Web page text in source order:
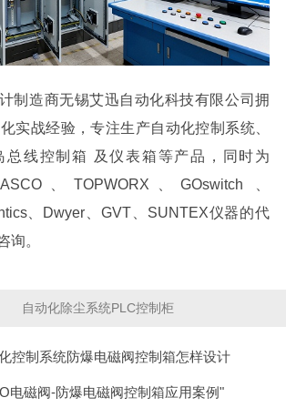
制造商无锡艾迅自动化科技有限公司拥
实战经验，专注生产自动化控制系统、
总线控制箱 及仪表箱等产品，同时为
、TOPWORX、GOswitch 、
、Dwyer、GVT、SUNTEX仪器的代
询。
自动化除尘系统PLC控制柜
控制系统防爆电磁阀控制箱怎样设计
电磁阀-防爆电磁阀控制箱应用案例"